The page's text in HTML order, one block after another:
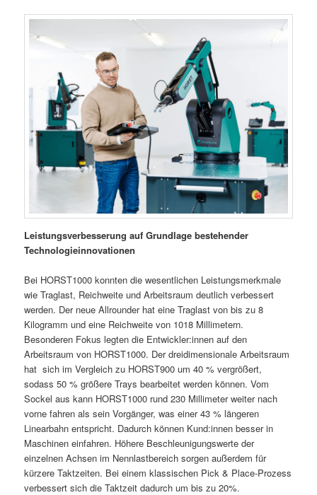
Leistungsverbesserung auf Grundlage bestehender
Technologieinnovationen
Bei HORST1000 konnten die wesentlichen Leistungsmerkmale
wie Traglast, Reichweite und Arbeitsraum deutlich verbessert
werden. Der neue Allrounder hat eine Traglast von bis zu 8
Kilogramm und eine Reichweite von 1018 Millimetern.
Besonderen Fokus legten die Entwickler:innen auf den
Arbeitsraum von HORST1000. Der dreidimensionale Arbeitsraum
hat sich im Vergleich zu HORST900 um 40 % vergrößert,
sodass 50 % größere Trays bearbeitet werden können. Vom
Sockel aus kann HORST1000 rund 230 Millimeter weiter nach
vorne fahren als sein Vorgänger, was einer 43 % längeren
Linearbahn entspricht. Dadurch können Kund:innen besser in
Maschinen einfahren. Höhere Beschleunigungswerte der
einzelnen Achsen im Nennlastbereich sorgen außerdem für
kürzere Taktzeiten. Bei einem klassischen Pick & Place-Prozess
verbessert sich die Taktzeit dadurch um bis zu 20%.